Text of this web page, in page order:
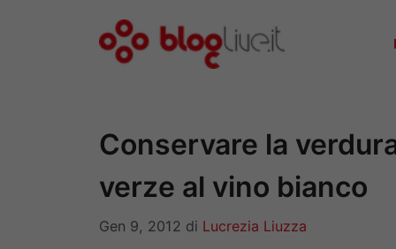
Conservare la
verze al vino bianco
Gen 9, 2012 di Lucrezia Liuzza